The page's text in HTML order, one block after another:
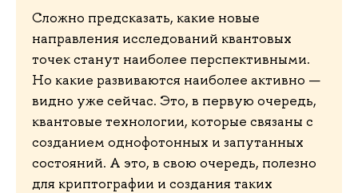
Сложно предсказать, какие новые
направления исследований квантовых
точек станут наиболее перспективными.
Но какие развиваются наиболее активно —
видно уже сейчас. Это, в первую очередь,
квантовые технологии, которые связаны с
созданием однофотонных и запутанных
состояний. А это, в свою очередь, полезно
для криптографии и создания таких